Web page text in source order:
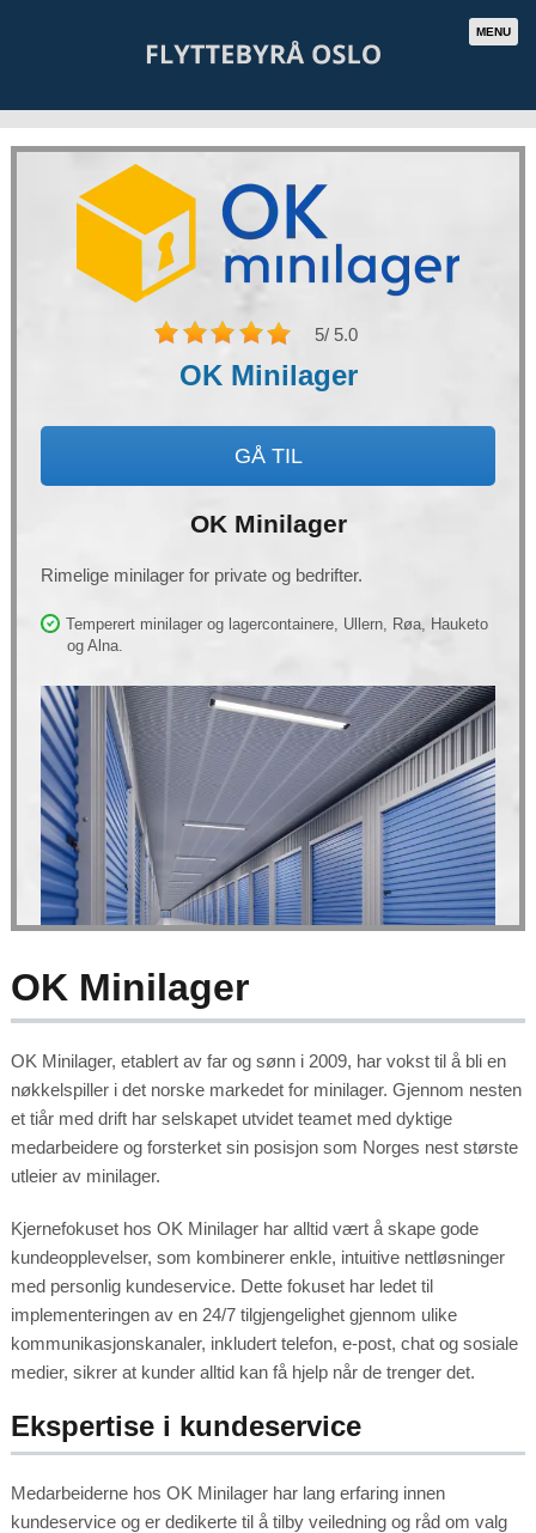
MENU
5/ 5.0
OK Minilager
GÅ TIL
OK Minilager
Rimelige minilager for private og bedrifter.
Temperert minilager og lagercontainere, Ullern, Røa, Hauketo
og Alna.
OK Minilager
OK Minilager, etablert av far og sønn i 2009, har vokst til å bli en
nøkkelspiller i det norske markedet for minilager. Gjennom nesten
et tiår med drift har selskapet utvidet teamet med dyktige
medarbeidere og forsterket sin posisjon som Norges nest største
utleier av minilager.
Kjernefokuset hos OK Minilager har alltid vært å skape gode
kundeopplevelser, som kombinerer enkle, intuitive nettløsninger
med personlig kundeservice. Dette fokuset har ledet til
implementeringen av en 24/7 tilgjengelighet gjennom ulike
kommunikasjonskanaler, inkludert telefon, e-post, chat og sosiale
medier, sikrer at kunder alltid kan få hjelp når de trenger det.
Ekspertise i kundeservice
Medarbeiderne hos OK Minilager har lang erfaring innen
kundeservice og er dedikerte til å tilby veiledning og råd om valg